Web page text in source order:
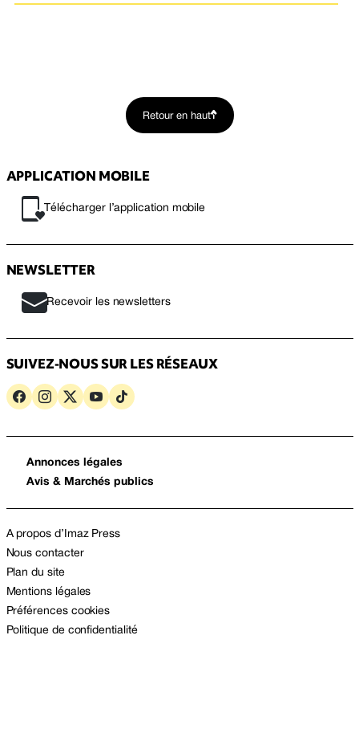
Retour en haut
APPLICATION MOBILE
Télécharger l’application mobile
NEWSLETTER
Recevoir les newsletters
SUIVEZ-NOUS SUR LES RÉSEAUX
Annonces légales
Avis & Marchés publics
A propos d’Imaz Press
Nous contacter
Plan du site
Mentions légales
Préférences cookies
Politique de confidentialité